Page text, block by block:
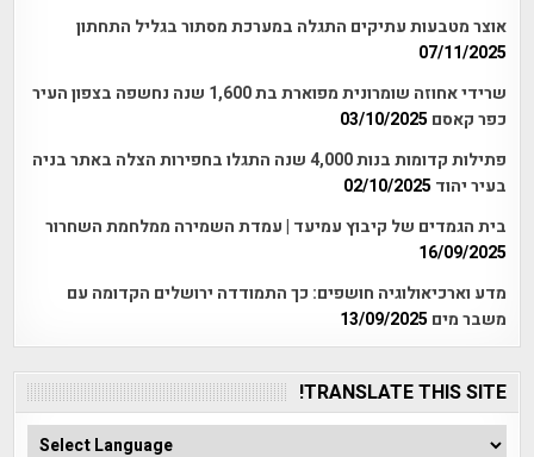
אוצר מטבעות עתיקים התגלה במערכת מסתור בגליל התחתון
07/11/2025
שרידי אחוזה שומרונית מפוארת בת 1,600 שנה נחשפה בצפון העיר
כפר קאסם 03/10/2025
פתילות קדומות בנות 4,000 שנה התגלו בחפירות הצלה באתר בניה
בעיר יהוד 02/10/2025
בית הגמדים של קיבוץ עמיעד | עמדת השמירה ממלחמת השחרור
16/09/2025
מדע וארכיאולוגיה חושפים: כך התמודדה ירושלים הקדומה עם
משבר מים 13/09/2025
TRANSLATE THIS SITE!